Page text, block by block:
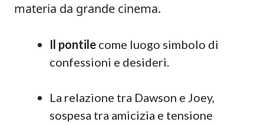
materia da grande cinema.
Il pontile come luogo simbolo di
confessioni e desideri.
La relazione tra Dawson e Joey,
sospesa tra amicizia e tensione